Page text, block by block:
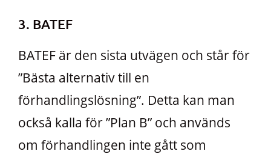
3. BATEF
BATEF är den sista utvägen och står för
”Bästa alternativ till en
förhandlingslösning”. Detta kan man
också kalla för ”Plan B” och används
om förhandlingen inte gått som